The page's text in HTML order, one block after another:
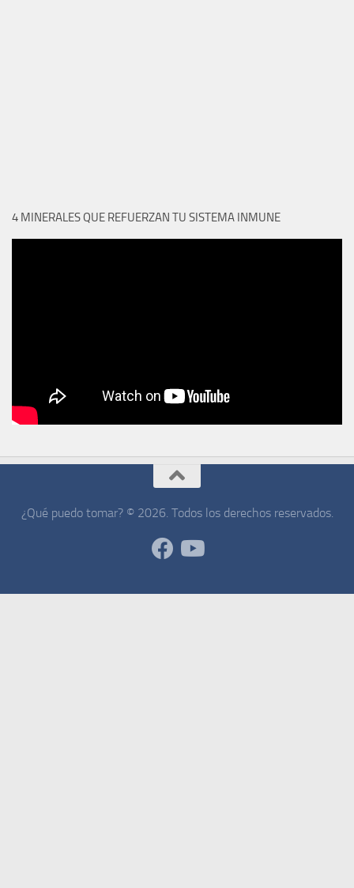
4 MINERALES QUE REFUERZAN TU SISTEMA INMUNE
¿Qué puedo tomar? © 2026. Todos los derechos reservados.